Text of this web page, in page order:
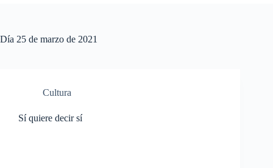
Día 25 de marzo de 2021
Cultura
Sí quiere decir sí